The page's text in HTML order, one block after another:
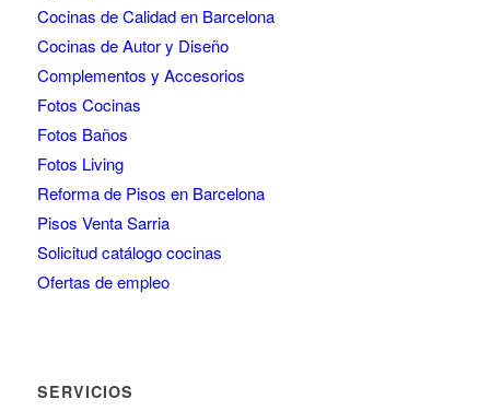
Cocinas de Calidad en Barcelona
Cocinas de Autor y Diseño
Complementos y Accesorios
Fotos Cocinas
Fotos Baños
Fotos Living
Reforma de Pisos en Barcelona
Pisos Venta Sarria
Solicitud catálogo cocinas
Ofertas de empleo
SERVICIOS